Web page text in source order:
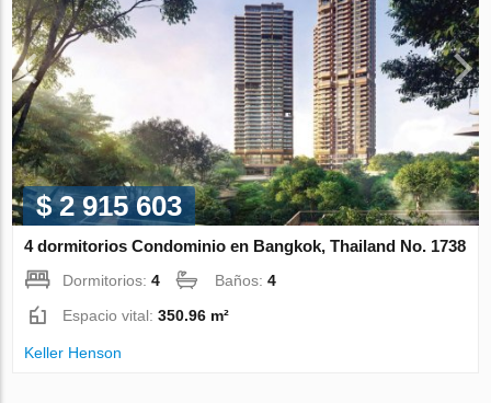
$ 2 915 603
4 dormitorios Condominio en Bangkok, Thailand No. 1738
Dormitorios:4 Baños:4
Espacio vital:350.96 m²
Keller Henson